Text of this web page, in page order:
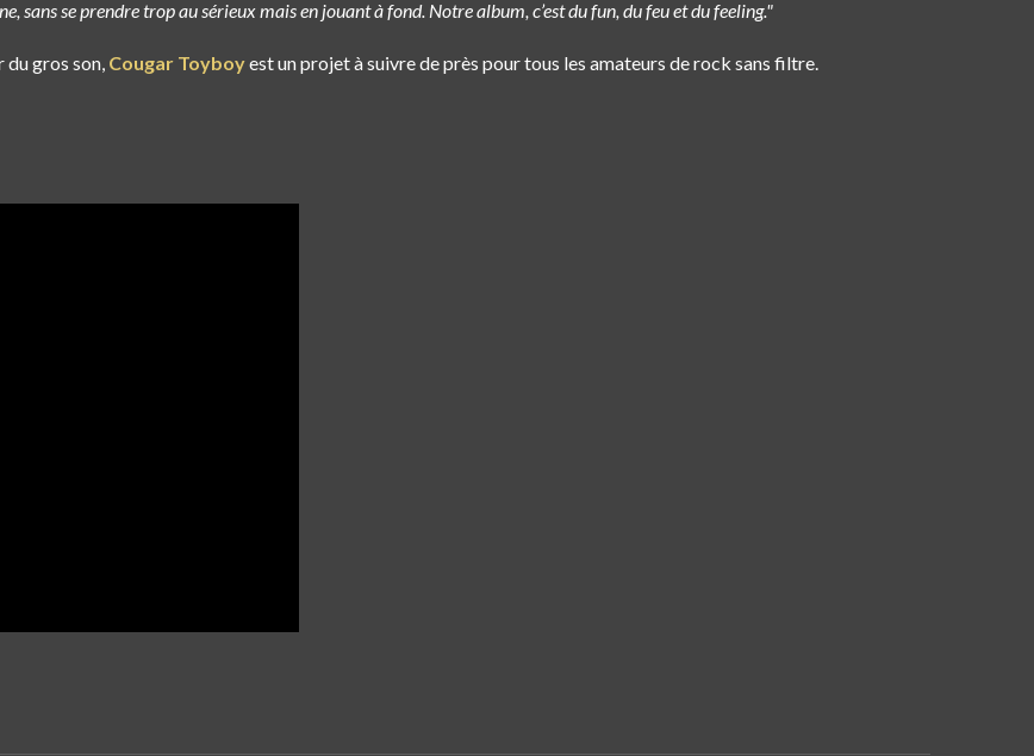
sans se prendre trop au sérieux mais en jouant à fond. Notre album, c’est du fun, du feu et du feeling."
du gros son, Cougar Toyboyest un projet à suivre de près pour tous les amateurs de rock sans filtre.